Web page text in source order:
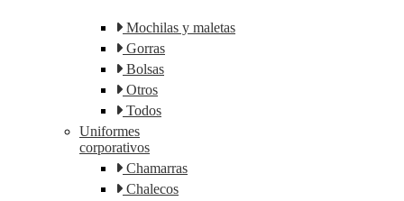
Mochilas y maletas
Gorras
Bolsas
Otros
Todos
Uniformes
corporativos
Chamarras
Chalecos